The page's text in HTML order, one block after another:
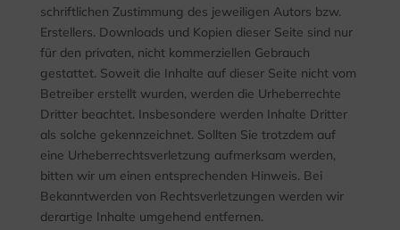
schriftlichen Zustimmung des jeweiligen Autors bzw.
Erstellers. Downloads und Kopien dieser Seite sind nur
für den privaten, nicht kommerziellen Gebrauch
gestattet. Soweit die Inhalte auf dieser Seite nicht vom
Betreiber erstellt wurden, werden die Urheberrechte
Dritter beachtet. Insbesondere werden Inhalte Dritter
als solche gekennzeichnet. Sollten Sie trotzdem auf
eine Urheberrechtsverletzung aufmerksam werden,
bitten wir um einen entsprechenden Hinweis. Bei
Bekanntwerden von Rechtsverletzungen werden wir
derartige Inhalte umgehend entfernen.